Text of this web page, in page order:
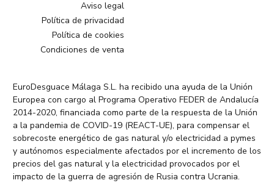
Aviso legal
Política de privacidad
Política de cookies
Condiciones de venta
EuroDesguace Málaga S.L. ha recibido una ayuda de la Unión
Europea con cargo al Programa Operativo FEDER de Andalucía
2014-2020, financiada como parte de la respuesta de la Unión
a la pandemia de COVID-19 (REACT-UE), para compensar el
sobrecoste energético de gas natural y/o electricidad a pymes
y autónomos especialmente afectados por el incremento de los
precios del gas natural y la electricidad provocados por el
impacto de la guerra de agresión de Rusia contra Ucrania.